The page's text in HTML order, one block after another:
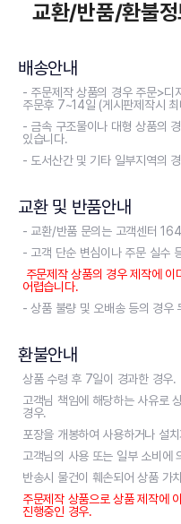
교환/반품/환불
배송안내
- 주문제작 상품의 경우 주문>디
주문후 7~14일 (게시판제작시
- 금속 구조물이나 대형 상품의
있습니다.
- 도서산간 및 기타 일부지역의
교환 및 반품안내
- 교환/반품 문의는 고객센터
- 고객 단순 변심이나 주문 실수
주문제작 상품의 경우 제작에 이
어렵습니다.
- 상품 불량 및 오배송 등의 경우
환불안내
상품 수령 후 7일이 경과한 경우.
고객님 책임에 해당하는 사유로
경우.
포장을 개봉하여 사용하거나 설
고객님의 사용 또는 일부 소비에
반송시 물건이 훼손되어 상품 가
주문제작 상품으로 상품 제작에
진행중인 경우.